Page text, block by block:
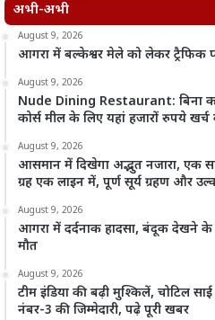
अभी-अभी
August 9, 2026
आगरा में बल्केश्वर मेले को लेकर ट्रैफिक
August 9, 2026
Nude Dining Restaurant: बिना
कोर्स मील के लिए यहां हजारों रुपये
August 9, 2026
आसमान में दिखेगा अद्भुत नजारा, एक
ग्रह एक लाइन में, पूर्ण सूर्य ग्रहण और
August 9, 2026
आगरा में दर्दनाक हादसा, बंदूक देखने के
मौत
August 9, 2026
टीम इंडिया की बढ़ी मुश्किलें, चोटिल
नंबर-3 की जिम्मेदारी, पढ़े पूरी खबर